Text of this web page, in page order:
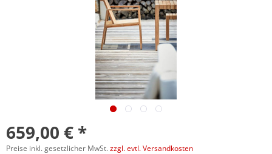
659,00 € *
Preise inkl. gesetzlicher MwSt.zzgl. evtl. Versandkosten